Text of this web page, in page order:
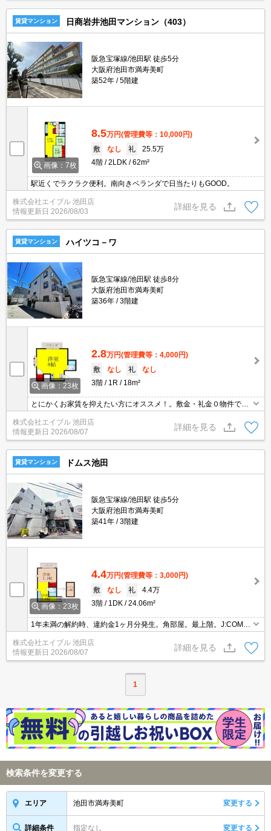
賃貸マンション 日商岩井池田マンション（403）
阪急宝塚線/池田駅 徒歩5分
大阪府池田市満寿美町
築52年
5階建
画像：7枚
8.5万円(管理費等：10,000円)
敷
なし 礼
25.5万
4階
2LDK 62m²
駅近くでラクラク便利。南向きベランダで日当たりもGOOD。
株式会社エイブル 池田店
情報更新日 2026/08/03
詳細を見る
賃貸マンション ハイツコ－ワ
阪急宝塚線/池田駅 徒歩8分
大阪府池田市満寿美町
築36年
3階建
画像：23枚
2.8万円(管理費等：4,000円)
敷
なし 礼
なし
3階
1R 18m²
とにかくお家賃を抑えたい方にオススメ！。敷金・礼金０物件で
す！。エアコン付き。
株式会社エイブル 池田店
情報更新日 2026/08/07
詳細を見る
賃貸マンション ドムス池田
阪急宝塚線/池田駅 徒歩5分
大阪府池田市満寿美町
築41年
3階建
画像：23枚
4.4万円(管理費等：3,000円)
敷
なし 礼
4.4万
3階
1DK 24.06m²
1年未満の解約時、違約金1ヶ月分発生。角部屋。最上階。J:COM12
0MG Wi-Fi無料。
株式会社エイブル 池田店
情報更新日 2026/08/07
詳細を見る
1
検索条件を変更する
エリア 池田市満寿美町 変更する
詳細条件 指定なし 変更する